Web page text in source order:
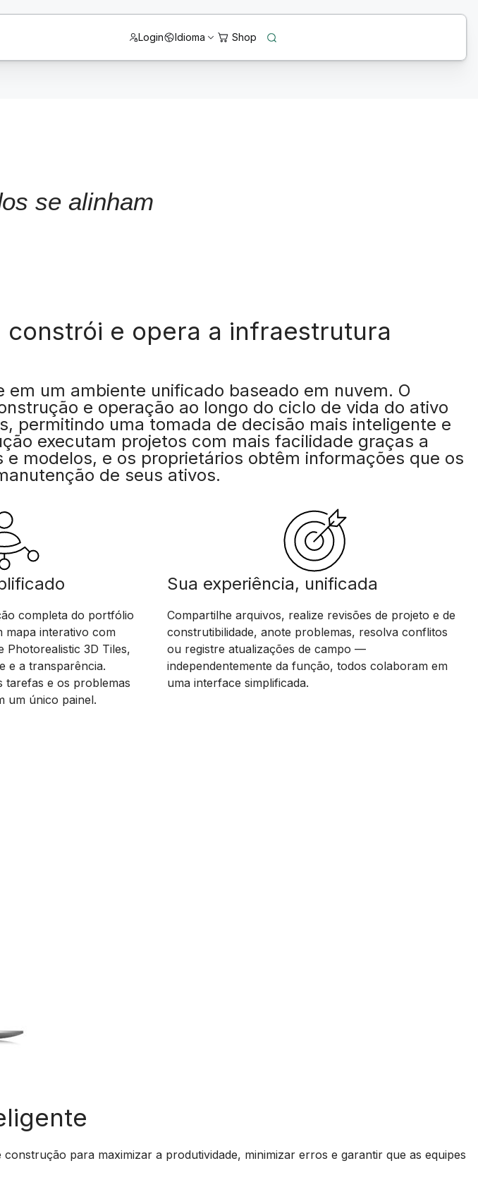
Login Idioma
se alinham
e opera a infraestrutura
um ambiente unificado baseado em nuvem. O
e operação ao longo do ciclo de vida do ativo
permitindo uma tomada de decisão mais inteligente e
executam projetos com mais facilidade graças a
modelos, e os proprietários obtêm informações que os
de seus ativos.
completa do portfólio
mapa interativo com
Photorealistic 3D Tiles,
e a transparência.
tarefas e os problemas
um único painel.
Sua experiência, unificada
Compartilhe arquivos, realize revisões de projeto e de
construtibilidade, anote problemas, resolva conflitos
ou registre atualizações de campo —
independentemente da função, todos colaboram em
uma interface simplificada.
para maximizar a produtividade, minimizar erros e garantir que as equipes